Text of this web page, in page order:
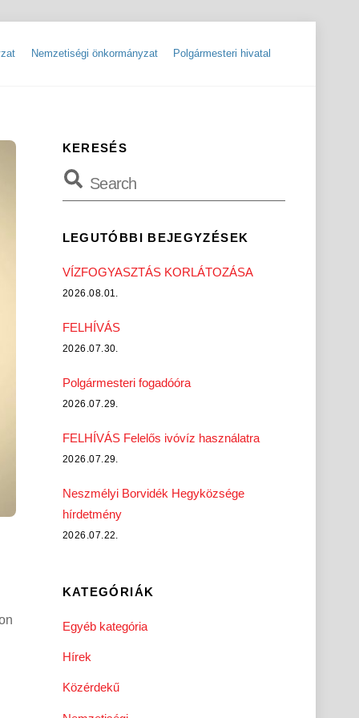
Nemzetiségi önkormányzat Polgármesteri hivatal
KERESÉS
LEGUTÓBBI BEJEGYZÉSEK
VÍZFOGYASZTÁS KORLÁTOZÁSA
2026.08.01.
FELHÍVÁS
2026.07.30.
Polgármesteri fogadóóra
2026.07.29.
FELHÍVÁS Felelős ivóvíz használatra
2026.07.29.
Neszmélyi Borvidék Hegyközsége
hírdetmény
2026.07.22.
KATEGÓRIÁK
Egyéb kategória
Hírek
Közérdekű